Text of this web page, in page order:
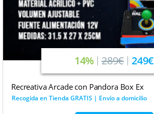
14% 289€ 249€
Recreativa Arcade con Pandora Box Ex
Recogida en Tienda GRATIS | Envío a domicilio